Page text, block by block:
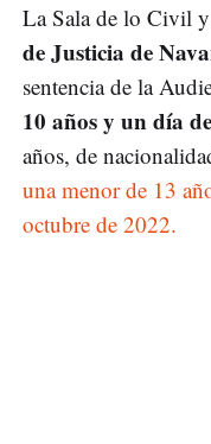
La Sala de lo Civil
de Justicia de
sentencia de la
10 años y un día
años, de
una menor de 13
octubre de 2022.